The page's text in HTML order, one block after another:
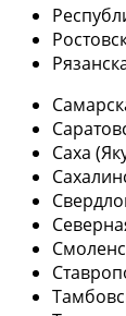
Саха